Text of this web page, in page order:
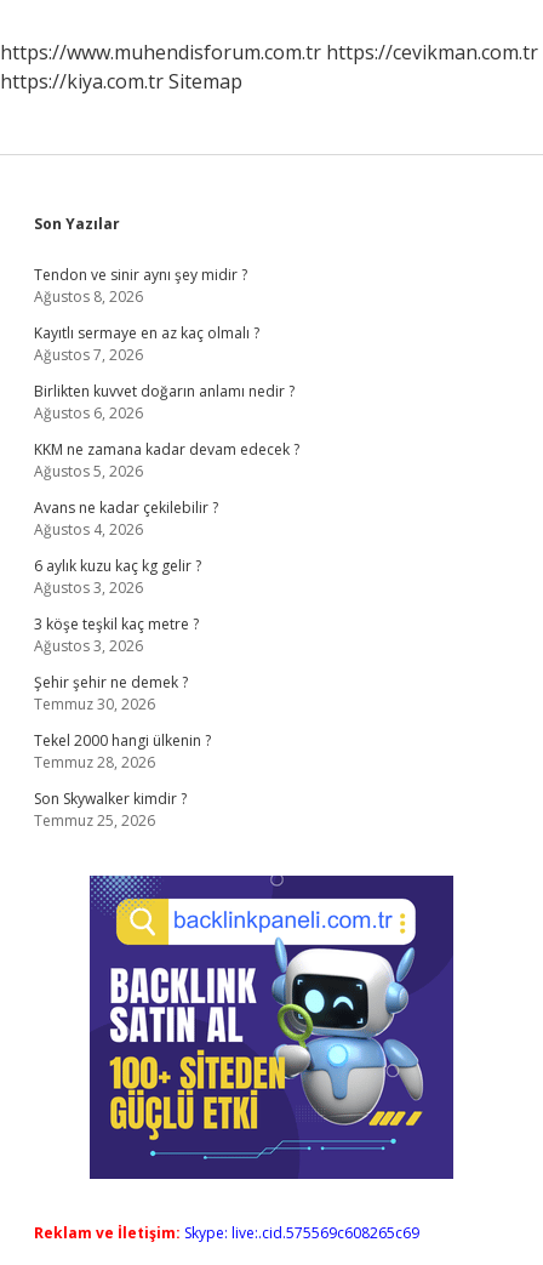
https://www.muhendisforum.com.tr https://cevikman.com.tr
https://kiya.com.trSitemap
Sidebar
Son Yazılar
Tendon ve sinir aynı şey midir ?
Ağustos 8, 2026
Kayıtlı sermaye en az kaç olmalı ?
Ağustos 7, 2026
Birlikten kuvvet doğarın anlamı nedir ?
Ağustos 6, 2026
KKM ne zamana kadar devam edecek ?
Ağustos 5, 2026
Avans ne kadar çekilebilir ?
Ağustos 4, 2026
6 aylık kuzu kaç kg gelir ?
Ağustos 3, 2026
3 köşe teşkil kaç metre ?
Ağustos 3, 2026
Şehir şehir ne demek ?
Temmuz 30, 2026
Tekel 2000 hangi ülkenin ?
Temmuz 28, 2026
Son Skywalker kimdir ?
Temmuz 25, 2026
Reklam ve İletişim: Skype: live:.cid.575569c608265c69